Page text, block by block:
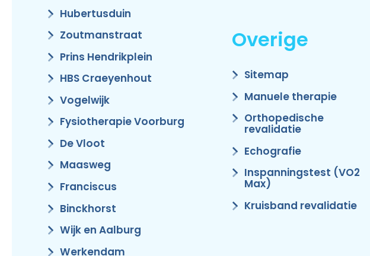
Hubertusduin
Zoutmanstraat
Prins Hendrikplein
HBS Craeyenhout
Vogelwijk
Fysiotherapie Voorburg
De Vloot
Maasweg
Franciscus
Binckhorst
Wijk en Aalburg
Werkendam
Overige
Sitemap
Manuele therapie
Orthopedische
revalidatie
Echografie
Inspanningstest (VO2
Max)
Kruisband revalidatie